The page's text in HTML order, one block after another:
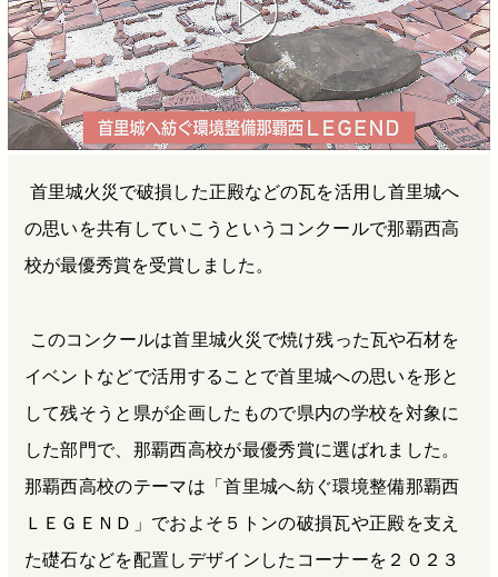
首里城火災で破損した正殿などの瓦を活用し首里城へ
の思いを共有していこうというコンクールで那覇西高
校が最優秀賞を受賞しました。
このコンクールは首里城火災で焼け残った瓦や石材を
イベントなどで活用することで首里城への思いを形と
して残そうと県が企画したもので県内の学校を対象に
した部門で、那覇西高校が最優秀賞に選ばれました。
那覇西高校のテーマは「首里城へ紡ぐ環境整備那覇西
ＬＥＧＥＮＤ」でおよそ５トンの破損瓦や正殿を支え
た礎石などを配置しデザインしたコーナーを２０２３